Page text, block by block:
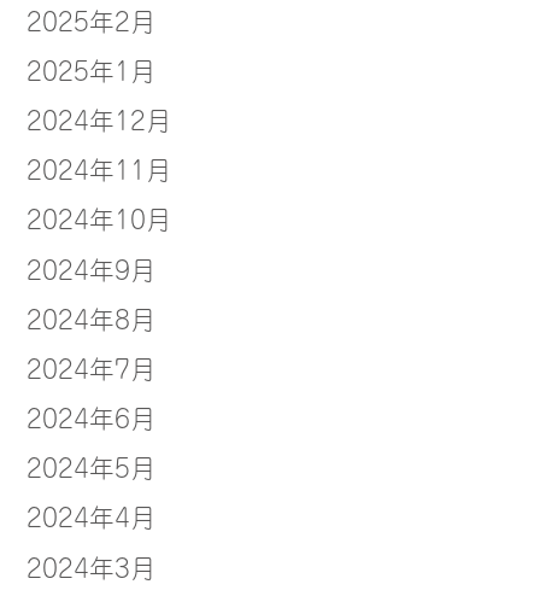
2025年2月
2025年1月
2024年12月
2024年11月
2024年10月
2024年9月
2024年8月
2024年7月
2024年6月
2024年5月
2024年4月
2024年3月